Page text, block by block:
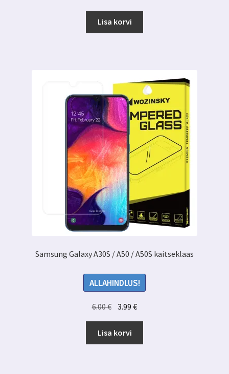
oli:
7.09 €. 3.99 €.
Lisa korvi
Samsung Galaxy A30S / A50 / A50S kaitseklaas
ALLAHINDLUS!
6.00€ Algne
hind
oli:
6.00 €.
3.99€Praegune
hind
3.99 €.
Lisa korvi